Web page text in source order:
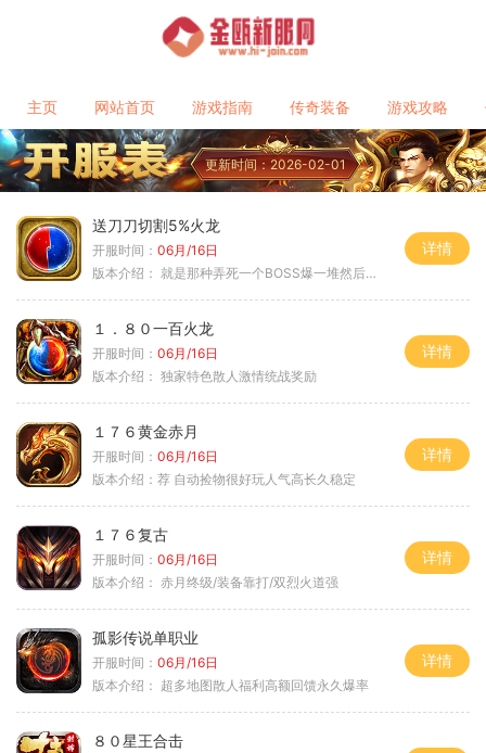
主页 网站首页 游戏指南 传奇装备 游戏攻略
更新时间：2026-02-01
送刀刀切割5%火龙
开服时间： 06月/16日
版本介绍： 就是那种弄死一个BOSS爆一堆然后就起飞
详情
１．８０一百火龙
开服时间： 06月/16日
版本介绍： 独家特色散人激情统战奖励
详情
１７６黄金赤月
开服时间： 06月/16日
版本介绍： 荐 自动捡物很好玩人气高长久稳定
详情
１７６复古
开服时间： 06月/16日
版本介绍： 赤月终级/装备靠打/双烈火道强
详情
孤影传说单职业
开服时间： 06月/16日
版本介绍： 超多地图散人福利高额回馈永久爆率
详情
８０星王合击